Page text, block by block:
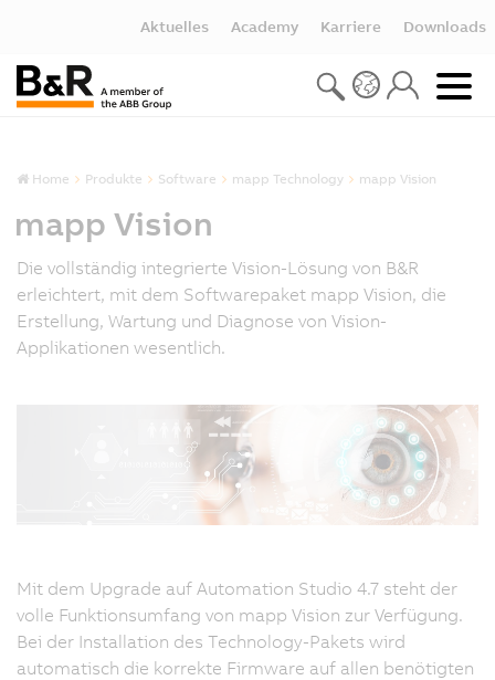
Aktuelles Academy Karriere Downloads
Home Produkte Software mapp Technology mapp Vision
mapp Vision
Die vollständig integrierte Vision-Lösung von B&R
erleichtert, mit dem Softwarepaket mapp Vision, die
Erstellung, Wartung und Diagnose von Vision-
Applikationen wesentlich.
Mit dem Upgrade auf Automation Studio 4.7 steht der
volle Funktionsumfang von mapp Vision zur Verfügung.
Bei der Installation des Technology-Pakets wird
automatisch die korrekte Firmware auf allen benötigten